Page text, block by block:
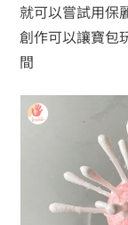
就可以嘗試用保
創作可以讓寶包
間